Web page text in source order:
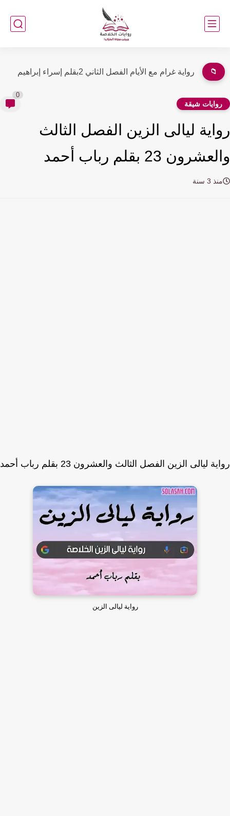
📁 رواية غرام مع الأيام الفصل الأول 1 بقلم إسراء إبراهيم...
شيقة
ليالى الزين الفصل الثالث
23 بقلم رباب أحمد
3 سنة
ليالى الزين الفصل الثالث والعشرون 23 بقلم رباب أحمد
رواية ليالى الزين